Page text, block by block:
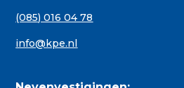
(085) 016 04 78
info@kpe.nl